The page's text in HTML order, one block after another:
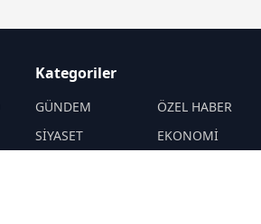
Kategoriler
GÜNDEM
ÖZEL HABER
SİYASET
EKONOMİ